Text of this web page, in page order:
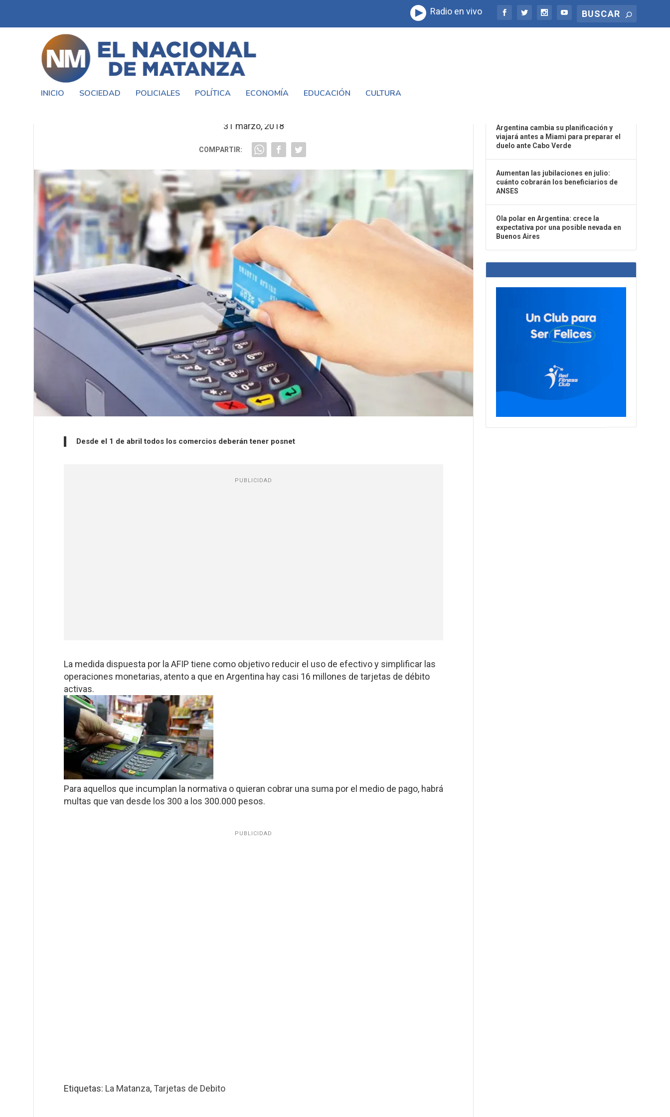
Radio en vivo
INICIO SOCIEDAD POLICIALES POLÍTICA ECONOMÍA EDUCACIÓN CULTURA
31 marzo, 2018
COMPARTIR:
Desde el 1 de abril todos los comercios deberán tener posnet
PUBLICIDAD
La medida dispuesta por la AFIP tiene como objetivo reducir el uso de efectivo y simplificar las
operaciones monetarias, atento a que en Argentina hay casi 16 millones de tarjetas de débito
activas.
Para aquellos que incumplan la normativa o quieran cobrar una suma por el medio de pago, habrá
multas que van desde los 300 a los 300.000 pesos.
PUBLICIDAD
Etiquetas: La Matanza, Tarjetas de Debito
Argentina cambia su planificación y
viajará antes a Miami para preparar el
duelo ante Cabo Verde
Aumentan las jubilaciones en julio:
cuánto cobrarán los beneficiarios de
ANSES
Ola polar en Argentina: crece la
expectativa por una posible nevada en
Buenos Aires